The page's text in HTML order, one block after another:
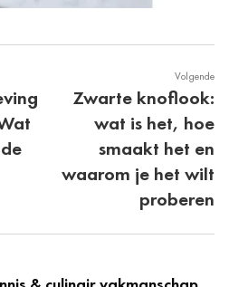
Volgende
Zwarte knoflook:
wat is het, hoe
smaakt het en
waarom je het wilt
proberen